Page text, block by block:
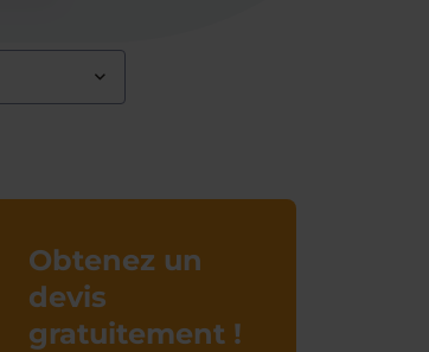
Obtenez un
devis
gratuitement !